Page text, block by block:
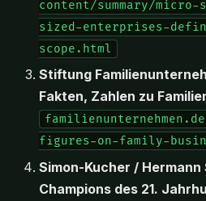
content/summary/micro-
sized-enterprises-
scope.html
Stiftung
Fakten, Zahlen zu
figures-on-family-
Simon-Kucher /
Champions des 21.